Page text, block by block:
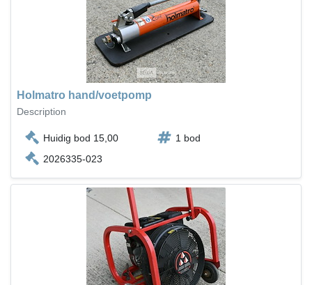
Holmatro hand/voetpomp
Description
Huidig bod 15,00
1 bod
2026335-023